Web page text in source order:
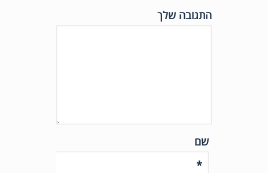
התגובה שלך
שם
*